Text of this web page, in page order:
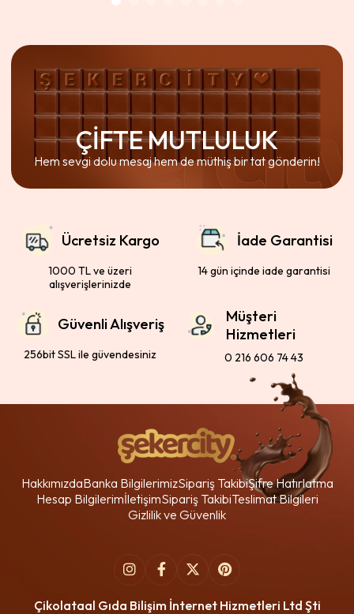
ÇİFTE MUTLULUK
Hem sevgi dolu mesaj hem de müthiş bir tat gönderin!
Ücretsiz Kargo
1000 TL ve üzeri
alışverişlerinizde
İade Garantisi
14 gün içinde iade garantisi
Güvenli Alışveriş
256bit SSL ile güvendesiniz
Müşteri
Hizmetleri
0 216 606 74 43
HakkımızdaBanka BilgilerimizSipariş TakibiŞifre Hatırlatma
Hesap BilgilerimİletişimSipariş TakibiTeslimat Bilgileri
Gizlilik ve Güvenlik
Çikolataal Gıda Bilişim İnternet Hizmetleri Ltd Şti